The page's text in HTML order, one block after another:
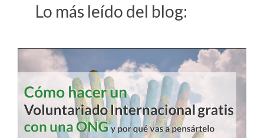
Lo más leído del blog: